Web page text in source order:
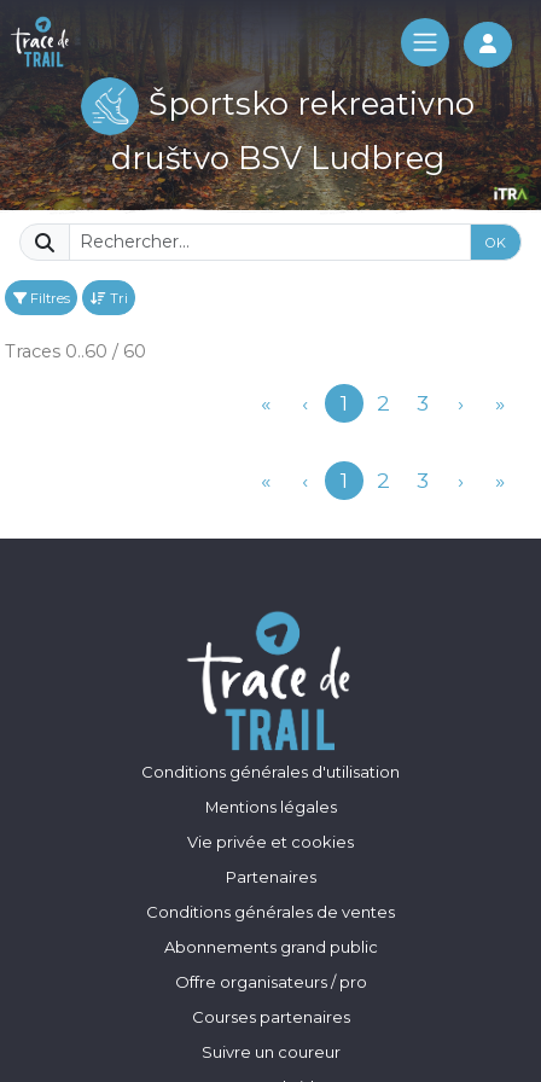
Log
Športsko rekreativno
društvo BSV Ludbreg
OK
Filtres Tri
Traces 0..60 / 60
« ‹Précédent
1 2 3 › »
« ‹Précédent
1 2 3 › »
Conditions générales d'utilisation
Mentions légales
Vie privée et cookies
Partenaires
Conditions générales de ventes
Abonnements grand public
Offre organisateurs / pro
Courses partenaires
Suivre un coureur